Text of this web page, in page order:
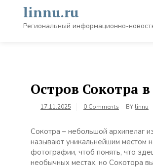
content
linnu.ru
Региональный информационно-
Остров Сокотра
17.11.2025 0 Comments BY linnu
Сокотра – небольшой архипелаг
называют уникальнейшим местом
фотографии, чтоб понять, что
необычных местах, но Сокотора